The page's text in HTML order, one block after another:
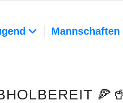
Mannschaften
🍕🥤